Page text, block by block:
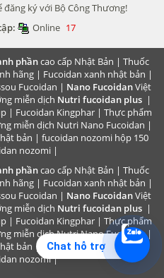
Chat hỗ trợ
ký với Bộ Công Thương!
Online 17
phầncao cấp Nhật Bản | Thuốc
hãng | Fucoidan xanh nhật bản |
Fucoidan | Nano FucoidanViệt
miễn dịch Nutri fucoidan plus |
| Fucoidan Kingphar | Thực phẩm
miễn dịch Nutri Nano Fucoidan |
bản | fucoidan nozomi hộp 150
nozomi |
phầncao cấp Nhật Bản | Thuốc
hãng | Fucoidan xanh nhật bản |
Fucoidan | Nano FucoidanViệt
miễn dịch Nutri fucoidan plus |
| Fucoidan Kingphar | Thực phẩm
miễn dịchNutri Nano Fucoidan|
bản |
fucoidan nozomi hộp 150
nozomi|